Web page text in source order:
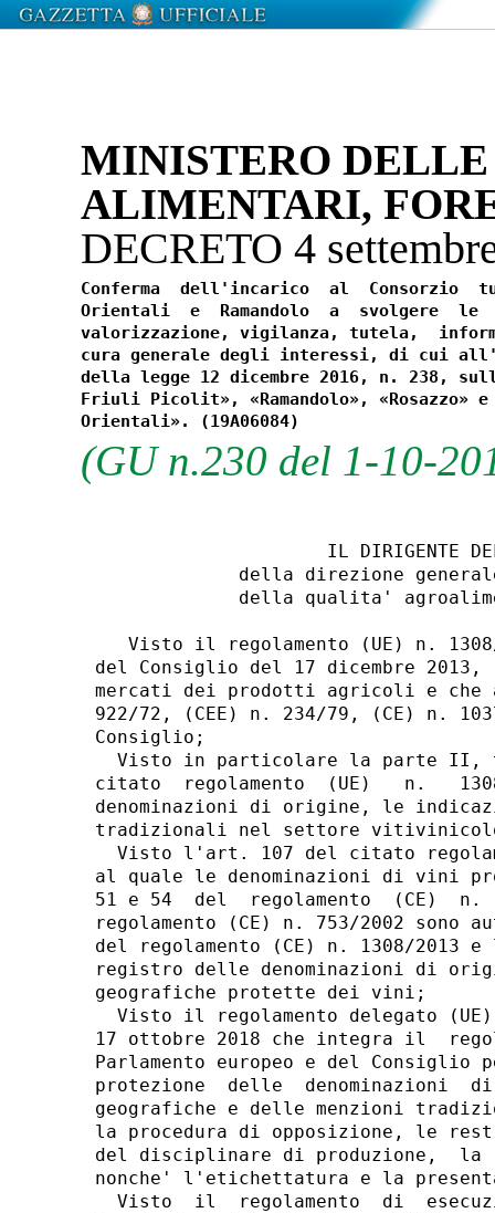
MINISTERO
ALIMENTARI,
DECRETO 4
Conferma  dell'incarico  al
Orientali  e  Ramandolo  a  svolgere
valorizzazione, vigilanza, tutela,
cura generale degli interessi, di cui
della legge 12 dicembre 2016, n. 238,
Friuli Picolit», «Ramandolo»,
(GU n.230 del 1-10-
IL DIRIGENTE
della direzione
della qualita'
Visto il regolamento (UE) n.
del Consiglio del 17 dicembre 2013,
mercati dei prodotti agricoli e che
922/72, (CEE) n. 234/79, (CE) n.
Consiglio;
Visto in particolare la parte II,
citato  regolamento  (UE)   n.
denominazioni di origine, le
tradizionali nel settore
Visto l'art. 107 del citato
al quale le denominazioni di
51 e 54  del  regolamento  (CE)
regolamento (CE) n. 753/2002
del regolamento (CE) n. 1308/
registro delle denominazioni di
geografiche protette dei vini;
Visto il regolamento delegato
17 ottobre 2018 che integra il
Parlamento europeo e del Consiglio
protezione  delle  denominazioni
geografiche e delle menzioni
la procedura di opposizione, le
del disciplinare di produzione,  la
nonche' l'etichettatura e la
Visto  il  regolamento  di